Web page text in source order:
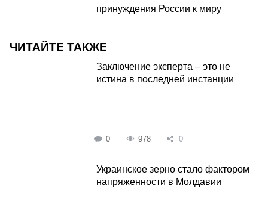
принуждения России к миру
ЧИТАЙТЕ ТАКЖЕ
Заключение эксперта – это не
истина в последней инстанции
0 978 0
Украинское зерно стало фактором
напряженности в Молдавии